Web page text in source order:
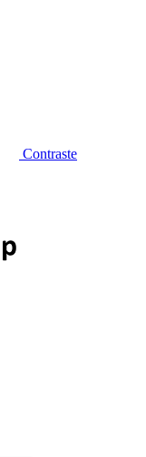
Contraste